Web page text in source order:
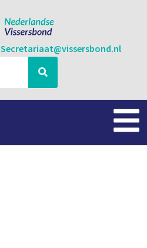
Secretariaat@vissersbond.nl